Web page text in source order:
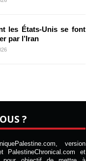
les États-Unis se font
par l’Iran
?
version
PalestineChronical.com et